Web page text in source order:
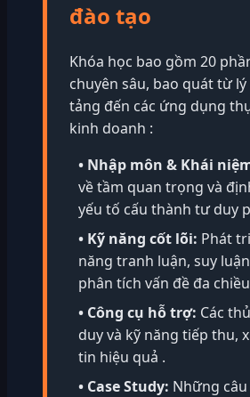
đào tạo
Khóa học bao gồm 20
chuyên sâu, bao quát từ
tảng đến các ứng dụng
kinh doanh :
• Nhập môn & Khái
về tầm quan trọng và
yếu tố cấu thành tư duy
• Kỹ năng cốt lõi: Phát
năng tranh luận, suy
phân tích vấn đề đa
• Công cụ hỗ trợ: Các
duy và kỹ năng tiếp thu,
tin hiệu quả .
• Case Study: Những